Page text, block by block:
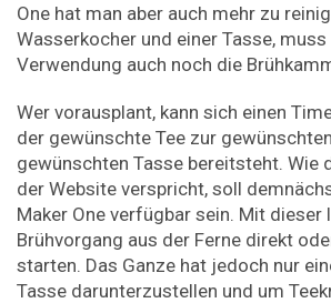
One hat man aber auch mehr zu
Wasserkocher und einer Tasse,
Verwendung auch noch die
Wer vorausplant, kann sich einen
der gewünschte Tee zur
gewünschten Tasse bereitsteht. Wie
der Website verspricht, soll
Maker One verfügbar sein. Mit dieser
Brühvorgang aus der Ferne direkt
starten. Das Ganze hat jedoch nur
Tasse darunterzustellen und um